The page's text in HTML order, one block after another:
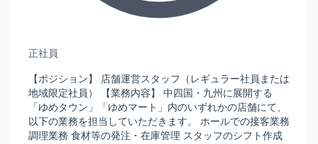
正社員
【ポジション】 店舗運営スタッフ（レギュラー社員または
地域限定社員） 【業務内容】 中四国・九州に展開する
「ゆめタウン」「ゆめマート」内のいずれかの店舗にて、
以下の業務を担当していただきます。 ホールでの接客業務
調理業務 食材等の発注・在庫管理 スタッフのシフト作成